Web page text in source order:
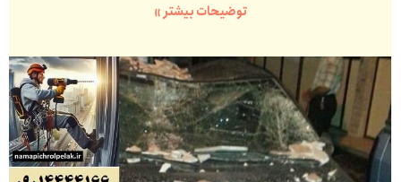
توضیحات بیشتر »